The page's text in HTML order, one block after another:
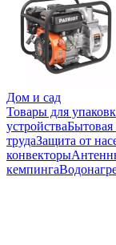
Дом и сад
Товары для
устройстваБытовая
трудаЗащита от
конвекторы
кемпинга